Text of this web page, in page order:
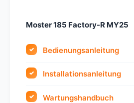
Moster 185 Factory-R MY25
Bedienungsanleitung
Installationsanleitung
Wartungshandbuch